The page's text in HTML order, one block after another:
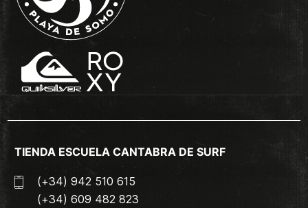
TIENDA ESCUELA CANTABRA DE SURF
(+34) 942 510 615
(+34) 609 482 823